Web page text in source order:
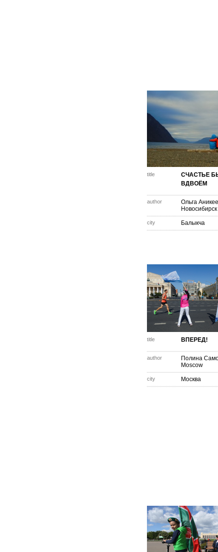
title
СЧАСТЬЕ
ВДВОЁМ
author
Ольга
Новосибирск
city Балыкча
title ВПЕРЕД!
author
Полина
Moscow
city Москва